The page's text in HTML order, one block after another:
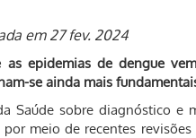
em 27 fev. 2024
epidemias de dengue
se ainda mais
Saúde sobre diagnóstico e
meio de recentes